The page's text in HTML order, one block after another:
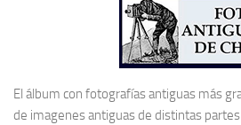
El álbum con fotografías antiguas más
de imagenes antiguas de distintas